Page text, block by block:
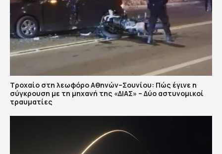
Τροχαίο στη λεωφόρο Αθηνών–Σουνίου: Πώς έγινε η
σύγκρουση με τη μηχανή της «ΔΙΑΣ» – Δύο αστυνομικοί
τραυματίες